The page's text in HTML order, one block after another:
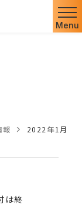
Menu
報 2022年1月
は終